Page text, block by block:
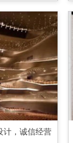
计，诚信经营